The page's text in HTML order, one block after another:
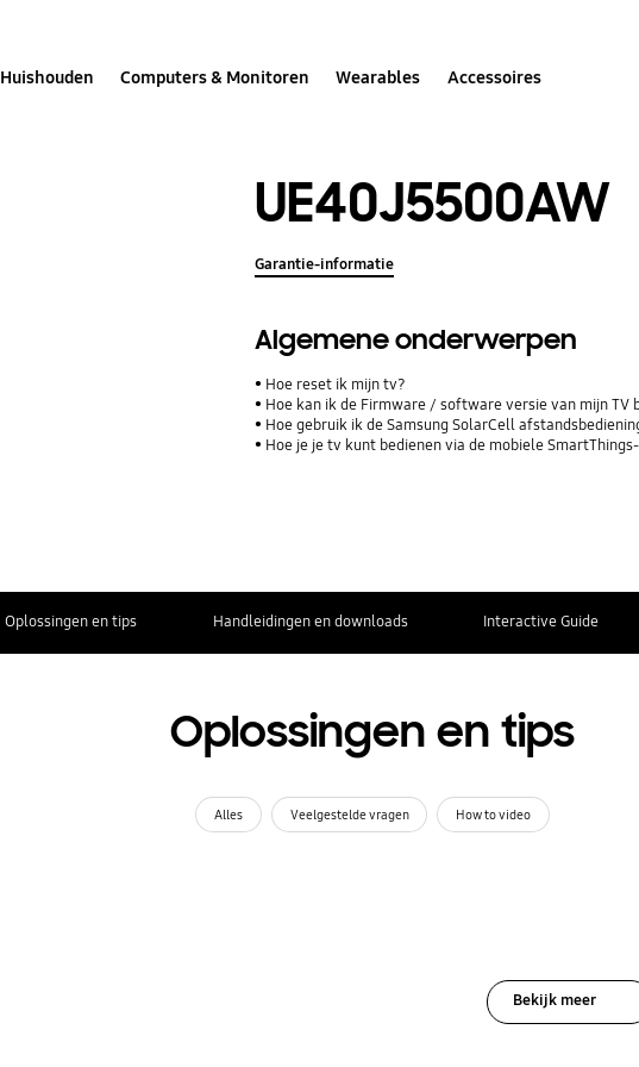
Huishouden Computers & Monitoren Wearables Accessoires
UE40J5500AW
Garantie-informatie
Algemene onderwerpen
Hoe reset ik mijn tv?
Hoe kan ik de Firmware / software versie van mijn
Hoe gebruik ik de Samsung SolarCell
Hoe je je tv kunt bedienen via de mobiele
Oplossingen en tips Handleidingen en downloads Interactive Guide
Oplossingen en tips
Alles Veelgestelde vragen How to video
Bekijk meer